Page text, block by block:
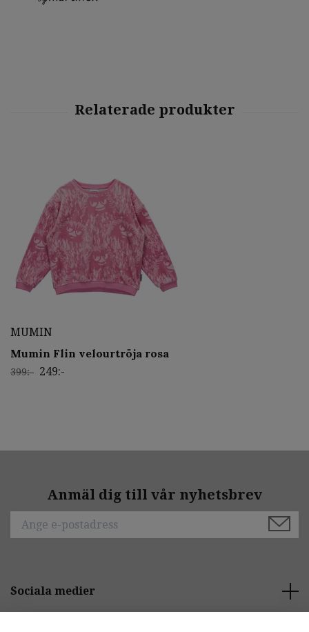
MUMIN
Mumin Flin velourtröja rosa
399:- 249:-
Anmäl dig till vår nyhetsbrev
Sociala medier